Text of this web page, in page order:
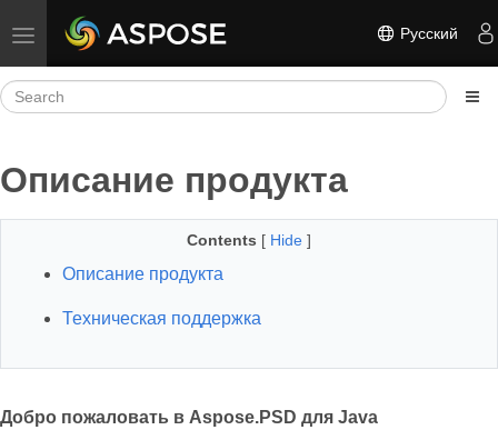
Toggle navigation Русский
Описание продукта
Contents [ Hide ]
Описание продукта
Техническая поддержка
Добро пожаловать в Aspose.PSD для Java